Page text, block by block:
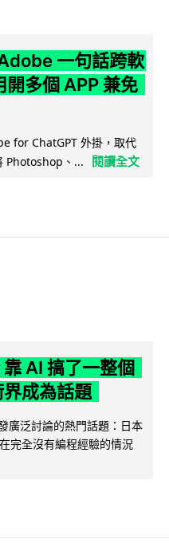
一句話跨軟
開多個 APP 兼免
for ChatGPT 外掛，取代
Photoshop、...
閱讀全文
AI 搞了一整個
成為話題
廣泛討論的熱門話題：日本
完全沒有編程經驗的情況